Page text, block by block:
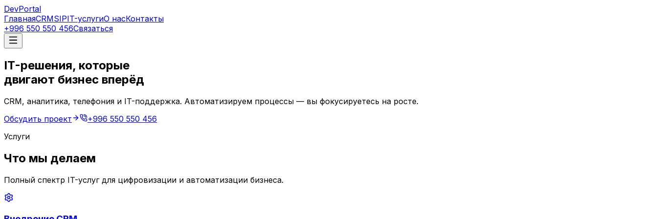
DevPortal
ГлавнаяCRMSIPIT-услугиО насКонтакты
+996 550 550 456Связаться
IT-решения, которые
двигают бизнес вперёд
CRM, аналитика, телефония и IT-поддержка. Автоматизируем процессы — вы фокусируетесь на росте.
Обсудить проект
+996 550 550 456
Услуги
Что мы делаем
Полный спектр IT-услуг для цифровизации и автоматизации бизнеса.